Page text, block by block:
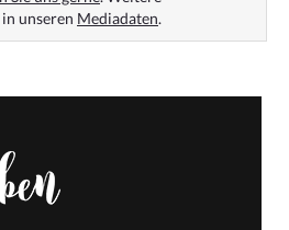
unseren Mediadaten.